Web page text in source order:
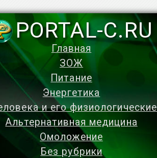
PORTAL-C.RU
Главная
ЗОЖ
Питание
Энергетика
и его
Альтернативная медицина
Омоложение
Без рубрики